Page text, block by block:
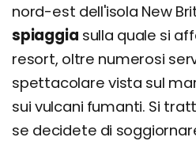
nord-est dell'isola New
spiaggia sulla quale si
resort, oltre numerosi
spettacolare vista sul
sui vulcani fumanti. Si
se decidete di